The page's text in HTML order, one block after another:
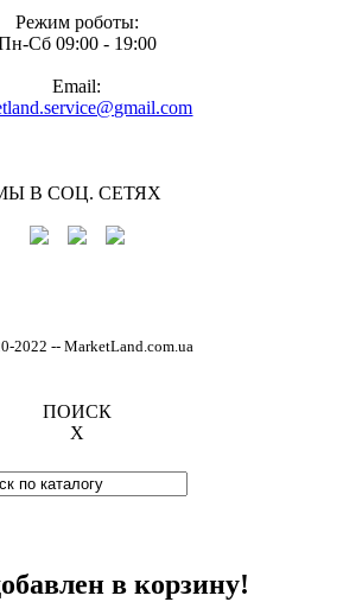
Режим роботы:
Cб 09:00 - 19:00
Email:
В СОЦ. СЕТЯХ
2022 -- MarketLand.com.ua
ПОИСК
X
в корзину!